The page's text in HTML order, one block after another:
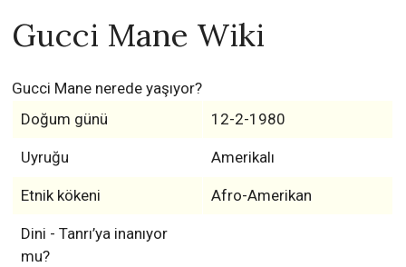
Gucci Mane Wiki
Gucci Mane nerede yaşıyor?
Doğum günü
12-2-1980
Uyruğu Amerikalı
Etnik kökeni Afro-Amerikan
Dini - Tanrı’ya inanıyor
mu?